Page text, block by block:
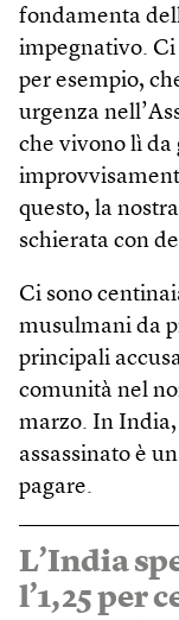
fondamenta
impegnativo. Ci
per esempio,
urgenza
che vivono lì da
questo, la
schierata con
Ci sono
musulmani da
principali
comunità nel
marzo. In India,
assassinato è
pagare.
L’India
l’1,25 per